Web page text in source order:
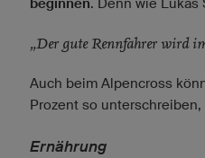
beginnen. Denn wie Lukas
„Der gute Rennfahrer wird
Auch beim Alpencross
Prozent so
Ernährung